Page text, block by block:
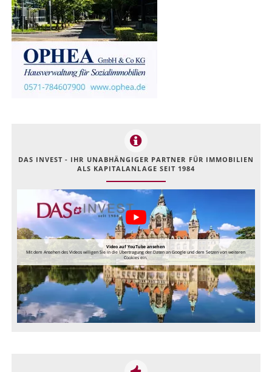
DAS INVEST - IHR UNABHÄNGIGER PARTNER FÜR IMMOBILIEN
ALS KAPITALANLAGE SEIT 1984
Video auf YouTube ansehen
Mit dem Ansehen des Videos willigen Sie in die Übertragung der Daten an Google und dem Setzen von weiteren
Cookies ein.